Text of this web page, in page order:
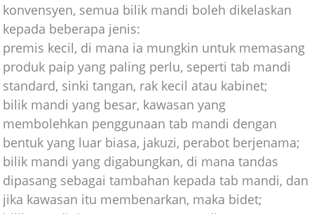
konvensyen, semua bilik mandi boleh dikelaskan
kepada beberapa jenis:
premis kecil, di mana ia mungkin untuk memasang
produk paip yang paling perlu, seperti tab mandi
standard, sinki tangan, rak kecil atau kabinet;
bilik mandi yang besar, kawasan yang
membolehkan penggunaan tab mandi dengan
bentuk yang luar biasa, jakuzi, perabot berjenama;
bilik mandi yang digabungkan, di mana tandas
dipasang sebagai tambahan kepada tab mandi, dan
jika kawasan itu membenarkan, maka bidet;